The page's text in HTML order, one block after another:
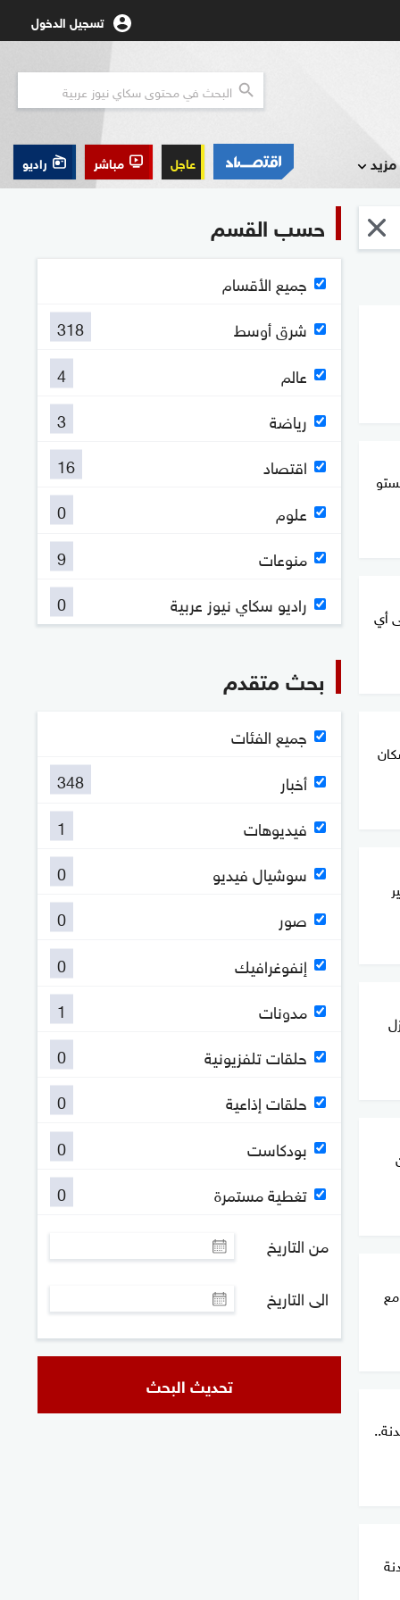
تسجيل الدخول
مزيد عاجل مباشر راديو
أي
حسب القسم
جميع الأقسام
شرق أوسط
318
عالم
4
رياضة
3
اقتصاد
16
علوم
0
منوعات
9
راديو سكاي نيوز عربية
0
بحث متقدم
جميع الفئات
أخبار
348
فيديوهات
1
سوشيال فيديو
0
صور
0
إنفوغرافيك
0
مدونات
1
حلقات تلفزيونية
0
حلقات إذاعية
0
بودكاست
0
تغطية مستمرة
0
من التاريخ
الى التاريخ
تحديث البحث